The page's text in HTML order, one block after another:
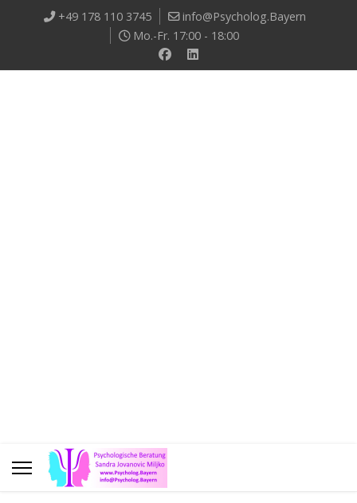
+49 178 110 3745
info@Psycholog.Bayern
Mo.-Fr. 17:00 - 18:00